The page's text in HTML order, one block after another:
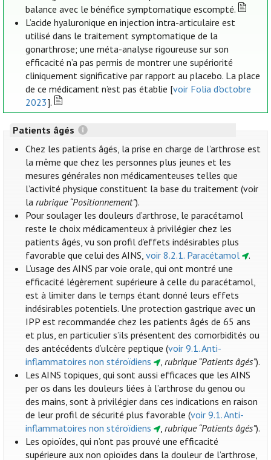
balance avec le bénéfice symptomatique escompté.
L’acide hyaluronique en injection intra-articulaire est
utilisé dans le traitement symptomatique de la
gonarthrose; une méta-analyse rigoureuse sur son
efficacité n’a pas permis de montrer une supériorité
cliniquement significative par rapport au placebo. La place
de ce médicament n’est pas établie [voir Folia d'octobre
2023].
Patients âgés
Chez les patients âgés, la prise en charge de l’arthrose est
la même que chez les personnes plus jeunes et les
mesures générales non médicamenteuses telles que
l’activité physique constituent la base du traitement (voir
larubrique “Positionnement”).
Pour soulager les douleurs d’arthrose, le paracétamol
reste le choix médicamenteux à privilégier chez les
patients âgés, vu son profil d’effets indésirables plus
favorable que celui des AINS,voir 8.2.1. Paracétamol
.
L’usage des AINS par voie orale, qui ont montré une
efficacité légèrement supérieure à celle du paracétamol,
est à limiter dans le temps étant donné leurs effets
indésirables potentiels. Une protection gastrique avec un
IPP est recommandée chez les patients âgés de 65 ans
et plus, en particulier s’ils présentent des comorbidités ou
des antécédents d’ulcère peptique (voir 9.1. Anti-
inflammatoires non stéroïdiens
, rubrique “Patients âgés”).
Les AINS topiques, qui sont aussi efficaces que les AINS
per os dans les douleurs liées à l’arthrose du genou ou
des mains, sont à privilégier dans ces indications en raison
de leur profil de sécurité plus favorable (voir 9.1. Anti-
inflammatoires non stéroïdiens
, rubrique “Patients âgés”).
Les opioïdes, qui n’ont pas prouvé une efficacité
supérieure aux non opioïdes dans la douleur de l’arthrose,